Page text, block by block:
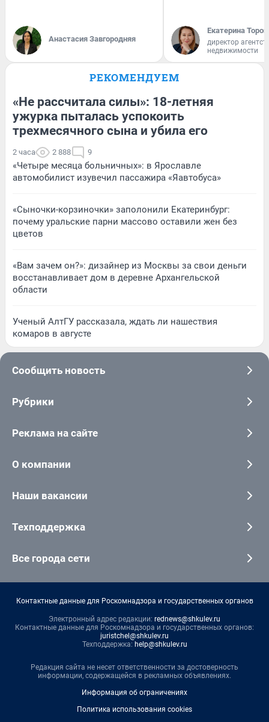
Анастасия Завгородняя
Екатерина
директор
недвижимости
РЕКОМЕНДУЕМ
«Не рассчитала силы»: 18-летняя
ужурка пыталась успокоить
трехмесячного сына и убила его
2 часа 2 888 9
«Четыре месяца больничных»: в Ярославле
автомобилист изувечил пассажира «Яавтобуса»
«Сыночки-корзиночки» заполонили Екатеринбург:
почему уральские парни массово оставили жен без
цветов
«Вам зачем он?»: дизайнер из Москвы за свои деньги
восстанавливает дом в деревне Архангельской
области
Ученый АлтГУ рассказала, ждать ли нашествия
комаров в августе
Сообщить новость
Рубрики
Реклама на сайте
О компании
Наши вакансии
Техподдержка
Все города сети
Контактные данные для Роскомнадзора и государственных органов
Электронный адрес редакции: rednews@shkulev.ru
Контактные данные для Роскомнадзора и государственных органов:
juristchel@shkulev.ru
Техподдержка: help@shkulev.ru
Редакция сайта не несет ответственности за достоверность
информации, содержащейся в рекламных объявлениях.
Информация об ограничениях
Политика использования cookies